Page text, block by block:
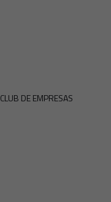
CLUB DE EMPRESAS